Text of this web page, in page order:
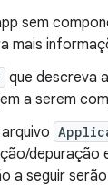
sem
mais
que descreva
a serem
depuração
a seguir